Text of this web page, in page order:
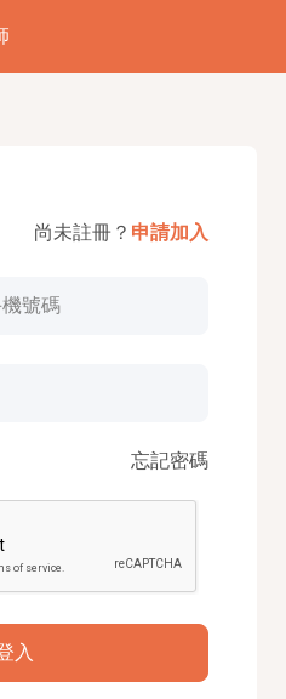
尚未註冊？ 申請加入
號碼
忘記密碼
入